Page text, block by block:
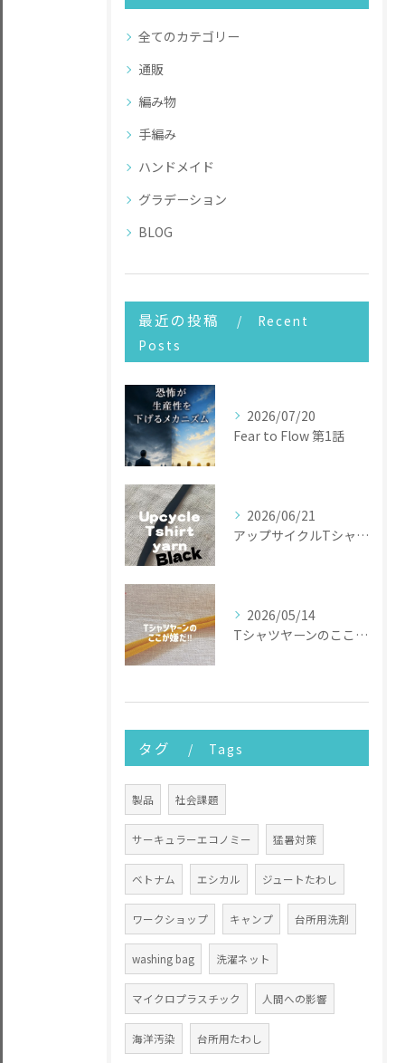
全てのカテゴリー
通販
編み物
手編み
ハンドメイド
グラデーション
BLOG
最近の投稿
Recent
Posts
2026/07/20
Fear to Flow 第1話
2026/06/21
アップサイクルTシャツヤーン
2026/05/14
Tシャツヤーンのここが嫌だ
タグ Tags
製品 社会課題
サーキュラーエコノミー 猛暑対策
ベトナム エシカル ジュートたわし
ワークショップ キャンプ 台所用洗剤
washing bag 洗濯ネット
マイクロプラスチック 人間への影響
海洋汚染 台所用たわし